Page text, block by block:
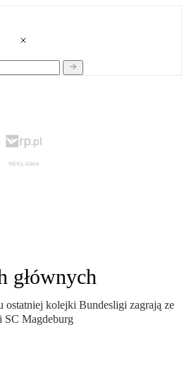
głównych
ostatniej kolejki Bundesligi zagrają ze
SC Magdeburg